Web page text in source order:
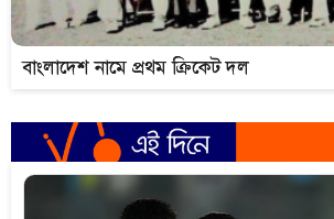
বাংলাদেশ নামে প্রথম ক্রিকেট দল